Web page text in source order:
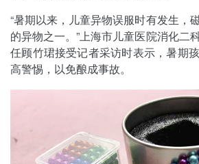
“暑期以来，儿童异物误服时有发生，
的异物之一。”上海市儿童医院消化二
任顾竹珺接受记者采访时表示，暑期
高警惕，以免酿成事故。